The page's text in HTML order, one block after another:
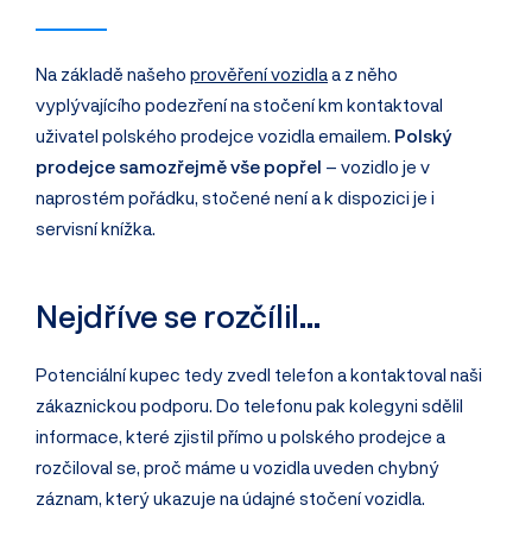
Na základě našeho prověření vozidlaa z něho
vyplývajícího podezření na stočení km kontaktoval
uživatel polského prodejce vozidla emailem. Polský
prodejce samozřejmě vše popřel – vozidlo je v
naprostém pořádku, stočené není a k dispozici je i
servisní knížka.
Nejdříve se rozčílil...
Potenciální kupec tedy zvedl telefon a kontaktoval naši
zákaznickou podporu. Do telefonu pak kolegyni sdělil
informace, které zjistil přímo u polského prodejce a
rozčiloval se, proč máme u vozidla uveden chybný
záznam, který ukazuje na údajné stočení vozidla.